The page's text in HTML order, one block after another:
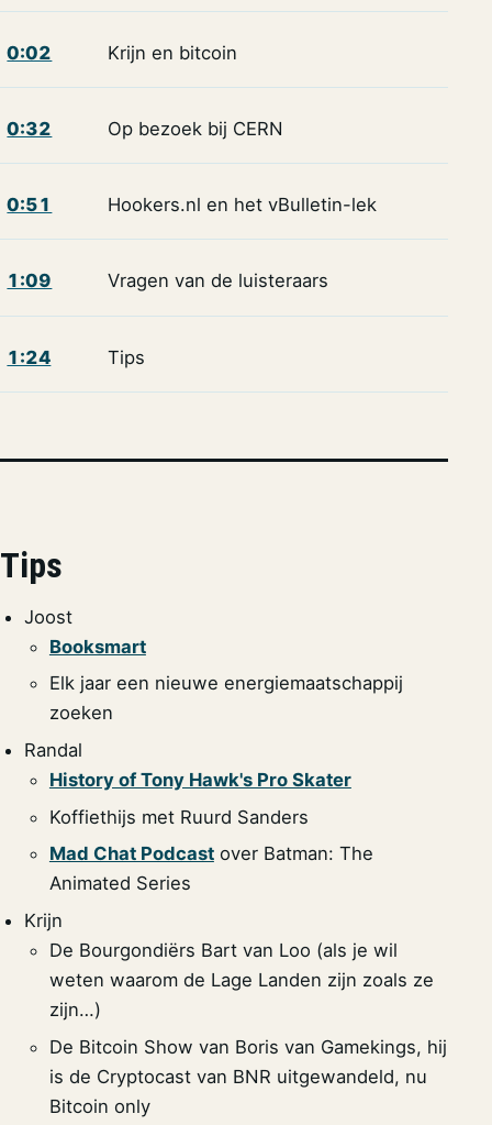
0:02 Krijn en bitcoin
0:32 Op bezoek bij CERN
0:51 Hookers.nl en het vBulletin-lek
1:09 Vragen van de luisteraars
1:24 Tips
Tips
Joost
Booksmart
Elk jaar een nieuwe energiemaatschappij
zoeken
Randal
History of Tony Hawk's Pro Skater
Koffiethijs met Ruurd Sanders
Mad Chat Podcastover Batman: The
Animated Series
Krijn
De Bourgondiërs Bart van Loo (als je wil
weten waarom de Lage Landen zijn zoals ze
zijn…)
De Bitcoin Show van Boris van Gamekings, hij
is de Cryptocast van BNR uitgewandeld, nu
Bitcoin only